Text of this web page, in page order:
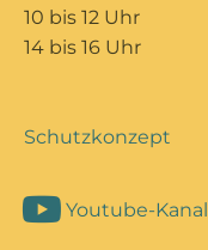
10 bis 12 Uhr
14 bis 16 Uhr
Schutzkonzept
Youtube-Kanal